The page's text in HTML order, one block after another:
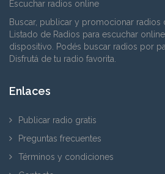
Escuchar radios online
Buscar, publicar y promocionar radios
Listado de Radios para escuchar
dispositivo. Podés buscar radios por
Disfrutá de tu radio favorita.
Enlaces
Publicar radio gratis
Preguntas frecuentes
Términos y condiciones